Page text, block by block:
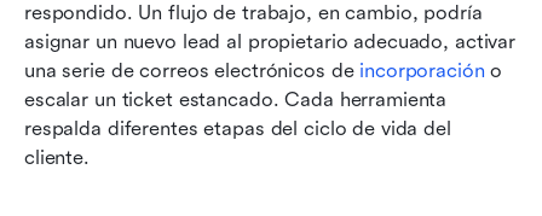
respondido. Un flujo de trabajo, en cambio, podría
asignar un nuevo lead al propietario adecuado, activar
una serie de correos electrónicos de incorporación o
escalar un ticket estancado. Cada herramienta
respalda diferentes etapas del ciclo de vida del
cliente.